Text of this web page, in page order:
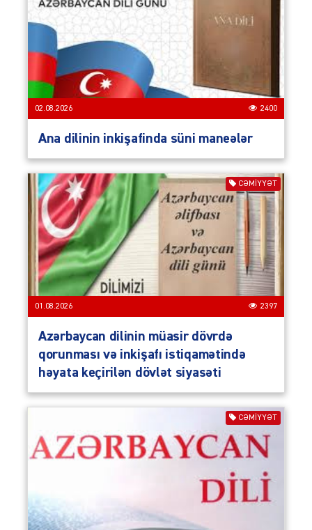
02.08.2026 2400
Ana dilinin inkişafinda süni maneələr
CƏMIYYƏT
01.08.2026 2397
Azərbaycan dilinin müasir dövrdə
qorunması və inkişafı istiqamətində
həyata keçirilən dövlət siyasəti
CƏMIYYƏT